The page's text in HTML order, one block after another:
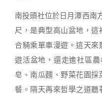
南投頭社位於日月潭西南
尺，是典型高山盆地，
合騎乘單車漫遊。這天
遊活盆地，還走進社區
皂、南瓜麵、野菜花園
餐。隔天再來哲學之道